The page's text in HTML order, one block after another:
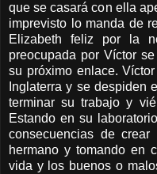
que se casará con ella
imprevisto lo manda de
Elizabeth feliz por la
preocupada por Víctor
su próximo enlace.
Inglaterra y se despiden
terminar su trabajo y
Estando en su
consecuencias de
hermano y tomando en
vida y los buenos o